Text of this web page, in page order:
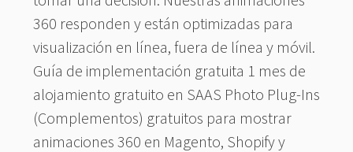
360 responden y están optimizadas para
visualización en línea, fuera de línea y móvil.
Guía de implementación gratuita 1 mes de
alojamiento gratuito en SAAS Photo Plug-Ins
(Complementos) gratuitos para mostrar
animaciones 360 en Magento, Shopify y